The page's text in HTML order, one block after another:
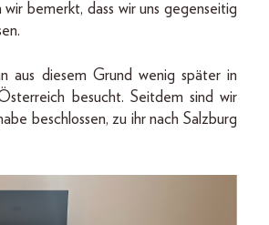
bemerkt, dass wir uns gegenseitig
aus diesem Grund wenig später in
besucht. Seitdem sind wir
beschlossen, zu ihr nach Salzburg